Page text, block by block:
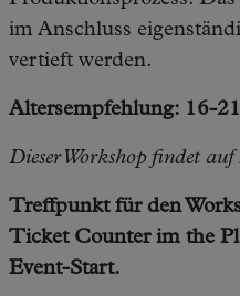
im Anschluss
vertieft werden.
Altersempfehlung: 16-
Dieser Workshop findet
Treffpunkt für den
Ticket Counter im the
Event-Start.